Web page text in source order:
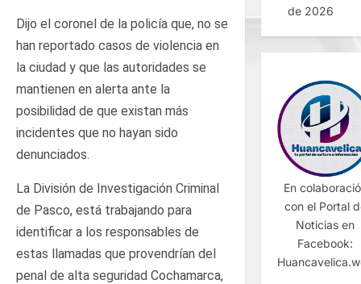
Dijo el coronel de la policía que, no se
han reportado casos de violencia en
la ciudad y que las autoridades se
mantienen en alerta ante la
posibilidad de que existan más
incidentes que no hayan sido
denunciados.
La División de Investigación Criminal
de Pasco, está trabajando para
identificar a los responsables de
estas llamadas que provendrían del
penal de alta seguridad Cochamarca,
de 2026
En
con el Portal
Noticias en
Facebook: